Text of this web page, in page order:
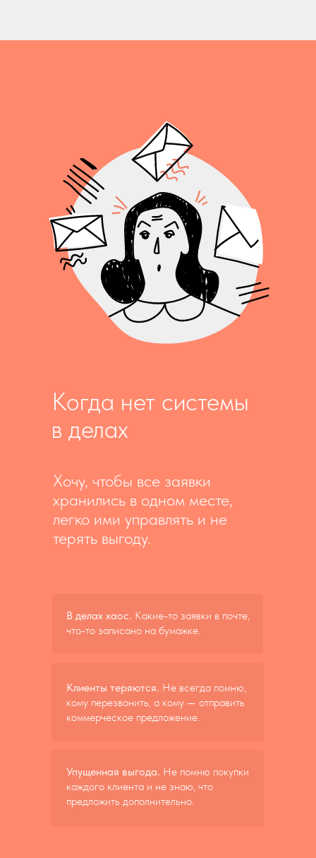
Когда нет системы
в делах
Хочу, чтобы все заявки
хранились в одном месте,
легко ими управлять и не
терять выгоду.
Упущенная выгода. Не помню покупки
каждого клиента и не знаю, что
предложить дополнительно.
Клиенты теряются. Не всегда помню,
кому перезвонить, а кому — отправить
коммерческое предложение.
В делах хаос. Какие-то заявки в почте,
что-то записано на бумажке.